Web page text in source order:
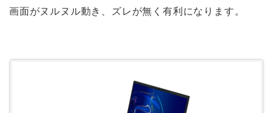
画面がヌルヌル動き、ズレが無く有利になります。